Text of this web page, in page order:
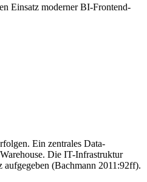
Einsatz moderner BI-Frontend-
Ein zentrales Data-
Die IT-Infrastruktur
(Bachmann 2011:92ff).